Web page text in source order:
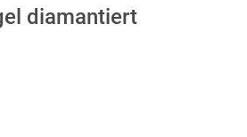
diamantiert